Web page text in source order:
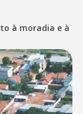
à moradia e à